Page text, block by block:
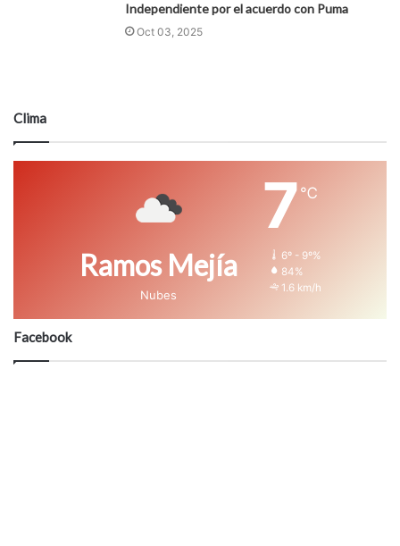
Independiente por el acuerdo con Puma
Oct 03, 2025
Clima
Ramos Mejía
Nubes
7 ℃
6º - 9º%
84%
1.6 km/h
Facebook